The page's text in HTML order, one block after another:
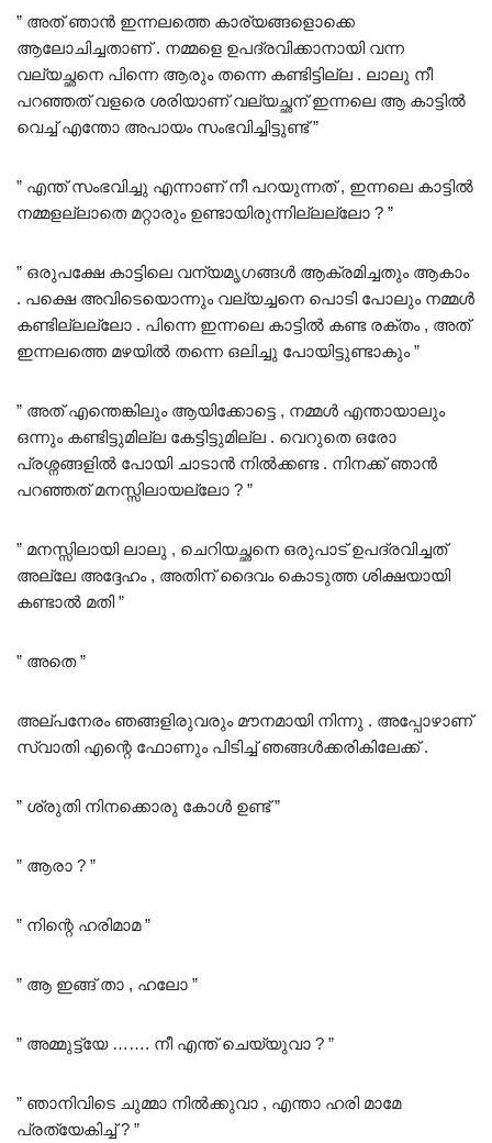
” അത് ഞാൻ ഇന്നലത്തെ കാര്യങ്ങളൊക്കെ
ആലോചിച്ചതാണ് . നമ്മളെ ഉപദ്രവിക്കാനായി വന്ന
വല്യച്ഛനെ പിന്നെ ആരും തന്നെ കണ്ടിട്ടില്ല . ലാലു നീ
പറഞ്ഞത് വളരെ ശരിയാണ് വല്യച്ഛന് ഇന്നലെ ആ കാട്ടിൽ
വെച്ച് എന്തോ അപായം സംഭവിച്ചിട്ടുണ്ട് ”
” എന്ത് സംഭവിച്ചു എന്നാണ് നീ പറയുന്നത് , ഇന്നലെ കാട്ടിൽ
നമ്മളല്ലാതെ മറ്റാരും ഉണ്ടായിരുന്നില്ലല്ലോ ? ”
” ഒരുപക്ഷേ കാട്ടിലെ വന്യമൃഗങ്ങൾ ആക്രമിച്ചതും ആകാം
. പക്ഷെ അവിടെയൊന്നും വല്യച്ചനെ പൊടി പോലും നമ്മൾ
കണ്ടില്ലല്ലോ . പിന്നെ ഇന്നലെ കാട്ടിൽ കണ്ട രക്തം , അത്
ഇന്നലത്തെ മഴയിൽ തന്നെ ഒലിച്ചു പോയിട്ടുണ്ടാകും ”
” അത് എന്തെങ്കിലും ആയിക്കോട്ടെ , നമ്മൾ എന്തായാലും
ഒന്നും കണ്ടിട്ടുമില്ല കേട്ടിട്ടുമില്ല . വെറുതെ ഒരോ
പ്രശ്നങ്ങളിൽ പോയി ചാടാൻ നിൽക്കണ്ട . നിനക്ക് ഞാൻ
പറഞ്ഞത് മനസ്സിലായല്ലോ ? ”
” മനസ്സിലായി ലാലു , ചെറിയച്ഛനെ ഒരുപാട് ഉപദ്രവിച്ചത്
അല്ലേ അദ്ദേഹം , അതിന് ദൈവം കൊടുത്ത ശിക്ഷയായി
കണ്ടാൽ മതി ”
” അതെ ”
അല്പനേരം ഞങ്ങളിരുവരും മൗനമായി നിന്നു . അപ്പോഴാണ്
സ്വാതി എന്റെ ഫോണും പിടിച്ച് ഞങ്ങൾക്കരികിലേക്ക് .
” ശ്രുതി നിനക്കൊരു കോൾ ഉണ്ട് ”
” ആരാ ? ”
” നിന്റെ ഹരിമാമ ”
” ആ ഇങ്ങ് താ , ഹലോ ”
” അമ്മുട്ട്യേ ……. നീ എന്ത് ചെയ്യുവാ ? ”
” ഞാനിവിടെ ചുമ്മാ നിൽക്കുവാ , എന്താ ഹരി മാമേ
പ്രത്യേകിച്ച് ? ”